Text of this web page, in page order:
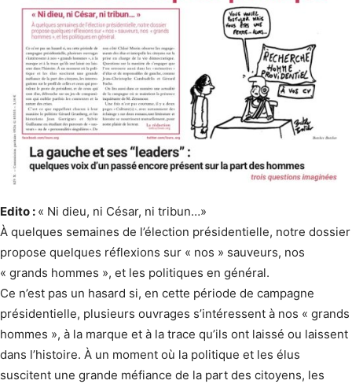
Edito : « Ni dieu, ni César, ni tribun…»
À quelques semaines de l’élection présidentielle, notre dossier
propose quelques réflexions sur « nos » sauveurs, nos
« grands hommes », et les politiques en général.
Ce n’est pas un hasard si, en cette période de campagne
présidentielle, plusieurs ouvrages s’intéressent à nos « grands
hommes », à la marque et à la trace qu’ils ont laissé ou laissent
dans l’histoire. À un moment où la politique et les élus
suscitent une grande méfiance de la part des citoyens, les